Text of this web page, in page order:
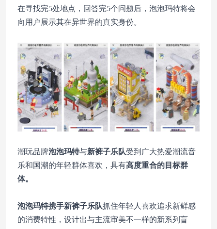
在寻找完5处地点，回答完5个问题后，泡泡玛特将会
向用户展示其在异世界的真实身份。
潮玩品牌泡泡玛特与新裤子乐队受到广大热爱潮流音
乐和国潮的年轻群体喜欢，具有高度重合的目标群
体。
泡泡玛特携手新裤子乐队抓住年轻人喜欢追求新鲜感
的消费特性，设计出与主流审美不一样的新系列盲